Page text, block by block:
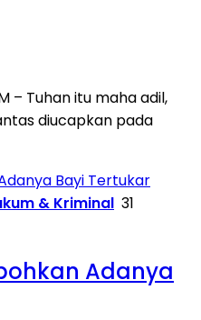
– Tuhan itu maha adil,
diucapkan pada
& Kriminal 31
Adanya